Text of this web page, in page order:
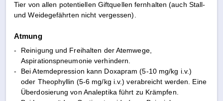
Tier von allen potentiellen Giftquellen fernhalten (auch Stall-
und Weidegefährten nicht vergessen).
Atmung
-
Reinigung und Freihalten der Atemwege,
Aspirationspneumonie verhindern.
-
Bei Atemdepression kann Doxapram (5-10 mg/kg i.v.)
oder Theophyllin (5-6 mg/kg i.v.) verabreicht werden. Eine
Überdosierung von Analeptika führt zu Krämpfen.